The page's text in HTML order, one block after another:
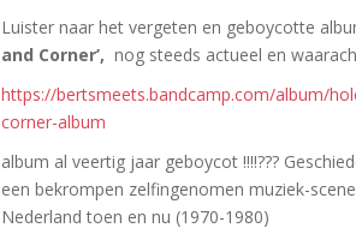
Luister naar het vergeten en geboycotte
and Corner’, nog steeds actueel en
https://bertsmeets.bandcamp.com/album/
corner-album
album al veertig jaar geboycot !!!!???
een bekrompen zelfingenomen muziek-
Nederland toen en nu (1970-1980)